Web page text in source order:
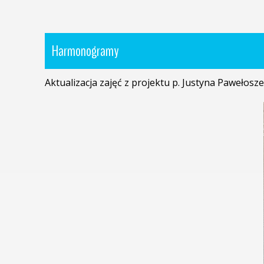
Harmonogramy
Aktualizacja zajęć z projektu p. Justyna